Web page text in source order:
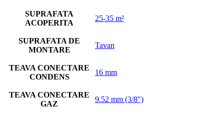
SUPRAFATA
ACOPERITA
25-35 m²
SUPRAFATA DE
MONTARE
Tavan
TEAVA CONECTARE
CONDENS
16 mm
TEAVA CONECTARE
GAZ
9.52 mm (3/8")